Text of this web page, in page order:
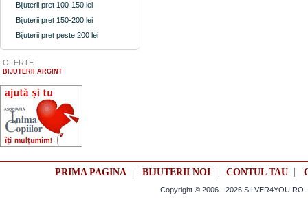
Bijuterii pret 100-150 lei
Bijuterii pret 150-200 lei
Bijuterii pret peste 200 lei
OFERTE
BIJUTERII ARGINT
PRIMA PAGINA BIJUTERII NOI CONTUL TAU
Copyright © 2006 - 2026